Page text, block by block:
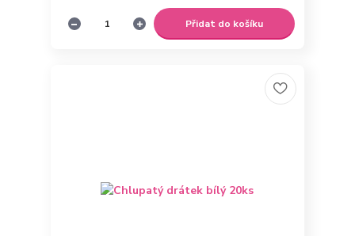
Přidat do košíku